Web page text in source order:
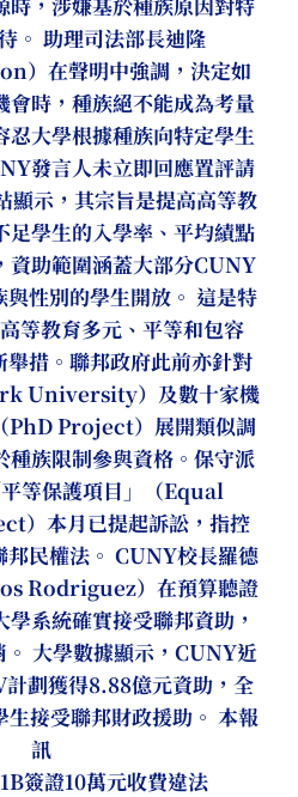
。 助理司法部長迪隆
）在聲明中強調，決定如
會時，種族絕不能成為考量
忍大學根據種族向特定學生
發言人未立即回應置評請
顯示，其宗旨是提高高等教
足學生的入學率、平均績點
資助範圍涵蓋大部分CUNY
性別的學生開放。 這是特
等教育多元、平等和包容
舉措。聯邦政府此前亦針對
University）及數十家機
PhD Project）展開類似調
種族限制參與資格。保守派
等保護項目」（Equal
本月已提起訴訟，指控
民權法。 CUNY校長羅德
Rodriguez）在預算聽證
系統確實接受聯邦資助，
。 大學數據顯示，CUNY近
劃獲得8.88億元資助，全
接受聯邦財政援助。 本報
訊
簽證10萬元收費違法